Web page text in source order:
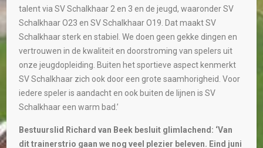
talent via SV Schalkhaar 2 en 3 en de jeugd, waaronder SV
Schalkhaar O23 en SV Schalkhaar O19. Dat maakt SV
Schalkhaar sterk en stabiel. We doen geen gekke dingen en
vertrouwen in de kwaliteit en doorstroming van spelers uit
onze jeugdopleiding. Buiten het sportieve aspect kenmerkt
SV Schalkhaar zich ook door een grote saamhorigheid. Voor
iedere speler is aandacht en ook buiten de lijnen is SV
Schalkhaar een warm bad.’
Bestuurslid Richard van Beek besluit glimlachend: ‘Van
dit trainerstrio gaan we nog veel plezier beleven. Eind juni